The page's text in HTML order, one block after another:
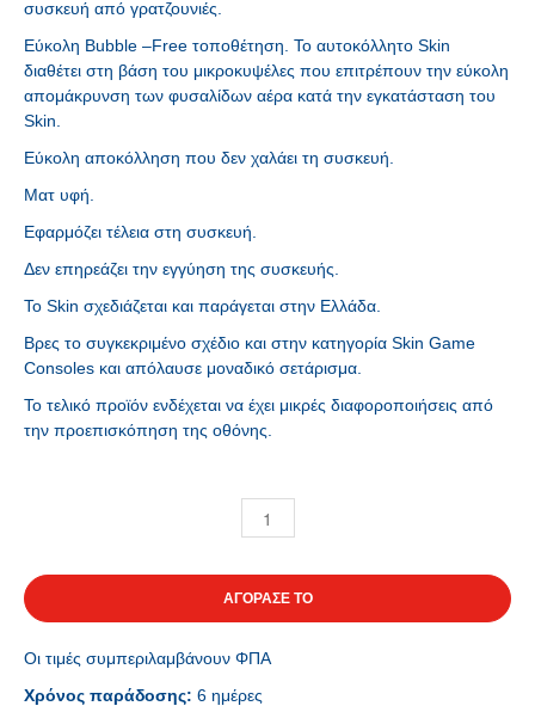
συσκευή από γρατζουνιές.
Εύκολη Bubble –Free τοποθέτηση. Το αυτοκόλλητο Skin
διαθέτει στη βάση του μικρoκυψέλες που επιτρέπουν την εύκολη
απομάκρυνση των φυσαλίδων αέρα κατά την εγκατάσταση του
Skin.
Εύκολη αποκόλληση που δεν χαλάει τη συσκευή.
Ματ υφή.
Εφαρμόζει τέλεια στη συσκευή.
Δεν επηρεάζει την εγγύηση της συσκευής.
Το Skin σχεδιάζεται και παράγεται στην Ελλάδα.
Βρες το συγκεκριμένο σχέδιο και στην κατηγορία Skin Game
Consoles και απόλαυσε μοναδικό σετάρισμα.
Το τελικό προϊόν ενδέχεται να έχει μικρές διαφοροποιήσεις από
την προεπισκόπηση της οθόνης.
ΑΓΟΡΑΣΕ ΤΟ
Οι τιμές συμπεριλαμβάνουν ΦΠΑ
Χρόνος παράδοσης: 6 ημέρες